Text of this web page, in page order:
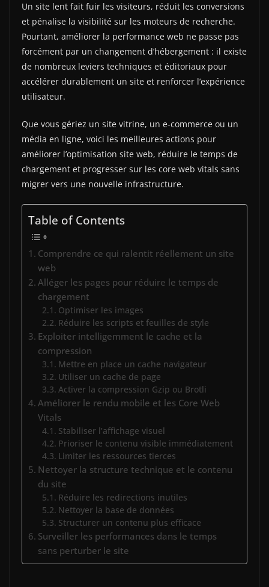
Un site lent fait fuir les visiteurs, réduit les conversions
et pénalise la visibilité sur les moteurs de recherche.
Pourtant, améliorer la performance web ne passe pas
forcément par un changement d’hébergement : il existe
de nombreux leviers techniques et éditoriaux pour
accélérer durablement un site et renforcer l’expérience
utilisateur.
Que vous gériez un site vitrine, un e-commerce ou un
média en ligne, voici les meilleures actions pour
améliorer l’optimisation site web, réduire le temps de
chargement et progresser sur les core web vitals sans
migrer vers une nouvelle infrastructure.
Table of Contents
Comprendre ce qui ralentit réellement un site
web
Alléger les pages pour réduire le temps de
chargement
Optimiser les images
Réduire les scripts et feuilles de style
Exploiter intelligemment le cache et la
compression
Mettre en place un cache navigateur
Utiliser un cache de page
Activer la compression Gzip ou Brotli
Améliorer le rendu mobile et les Core Web
Vitals
Stabiliser l’affichage visuel
Prioriser le contenu visible immédiatement
Limiter les ressources tierces
Nettoyer la structure technique et le contenu
du site
Réduire les redirections inutiles
Nettoyer la base de données
Structurer un contenu plus efficace
Surveiller les performances dans le temps
sans perturber le site